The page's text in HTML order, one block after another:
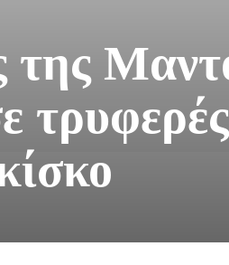
της
τρυφερές